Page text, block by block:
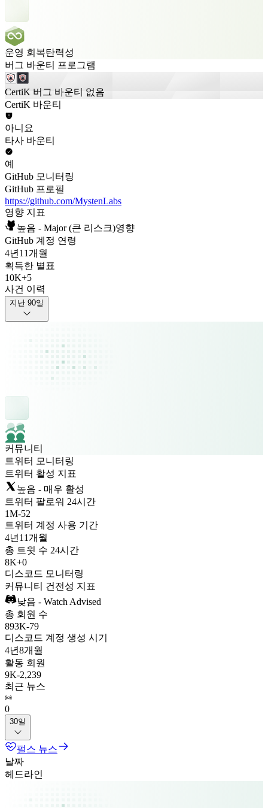
운영 회복탄력성
버그 바운티 프로그램
CertiK 버그 바운티 없음
CertiK 바운티
아니요
타사 바운티
예
GitHub 모니터링
GitHub 프로필
https://github.com/MystenLabs
영향 지표
높음 - Major (큰 리스크)영향
GitHub 계정 연령
4년 11개월
획득한 별표
10K+5
사건 이력
지난 90일
커뮤니티
트위터 모니터링
트위터 활성 지표
높음 - 매우 활성
트위터 팔로워 24시간
1M-52
트위터 계정 사용 기간
4년 11개월
총 트윗 수 24시간
8K+0
디스코드 모니터링
커뮤니티 건전성 지표
낮음 - Watch Advised
총 회원 수
893K-79
디스코드 계정 생성 시기
4년8개월
활동 회원
9K-2,239
최근 뉴스
0
30일
펄스 뉴스
날짜
헤드라인